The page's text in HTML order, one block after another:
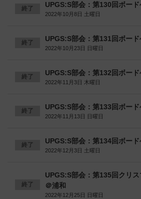
終了 UPGS:S部会：第130回ボー
2022年10月8日 土曜日
終了 UPGS:S部会：第131回ボー
2022年10月23日 日曜日
終了 UPGS:S部会：第132回ボー
2022年11月3日 木曜日
終了 UPGS:S部会：第133回ボー
2022年11月13日 日曜日
終了 UPGS:S部会：第134回ボー
2022年12月3日 土曜日
終了
UPGS:S部会：第135回クリ
＠浦和
2022年12月25日 日曜日